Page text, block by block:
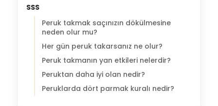
SSS
Peruk takmak saçınızın dökülmesine
neden olur mu?
Her gün peruk takarsanız ne olur?
Peruk takmanın yan etkileri nelerdir?
Peruktan daha iyi olan nedir?
Peruklarda dört parmak kuralı nedir?